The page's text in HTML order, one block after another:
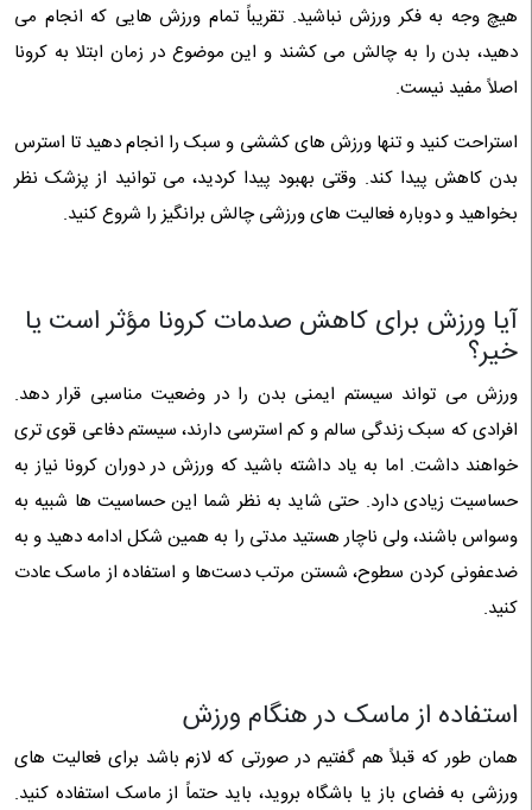
هیچ وجه به فکر ورزش نباشید. تقریباً تمام ورزش‌ هایی که انجام می‌
دهید، بدن را به چالش می‌ کشند و این موضوع در زمان ابتلا به کرونا
اصلاً مفید نیست.
استراحت کنید و تنها ورزش‌ های کششی و سبک را انجام دهید تا استرس
بدن کاهش پیدا کند. وقتی بهبود پیدا کردید، می‌ توانید از پزشک نظر
بخواهید و دوباره فعالیت‌ های ورزشی چالش برانگیز را شروع کنید.
آیا ورزش برای کاهش صدمات کرونا مؤثر است یا
خیر؟
ورزش می‌ تواند سیستم ایمنی بدن را در وضعیت مناسبی قرار دهد.
افرادی که سبک زندگی سالم و کم استرسی دارند، سیستم دفاعی قوی‌ تری
خواهند داشت. اما به یاد داشته باشید که ورزش در دوران کرونا نیاز به
حساسیت زیادی دارد. حتی شاید به نظر شما این حساسیت‌ ها شبیه به
وسواس باشند، ولی ناچار هستید مدتی را به همین شکل ادامه دهید و به
ضدعفونی کردن سطوح، شستن مرتب دست‌ها و استفاده از ماسک عادت
کنید.
استفاده از ماسک در هنگام ورزش
همان‌ طور که قبلاً هم گفتیم در صورتی که لازم باشد برای فعالیت‌ های
ورزشی به فضای باز یا باشگاه‌ بروید، باید حتماً از ماسک استفاده کنید.